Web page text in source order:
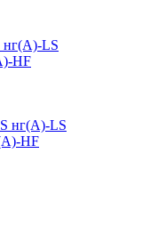
LS
HF
нг(А)-LS
HF